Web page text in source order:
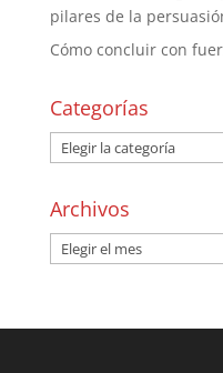
pilares de la
Cómo concluir con
Categorías
Archivos